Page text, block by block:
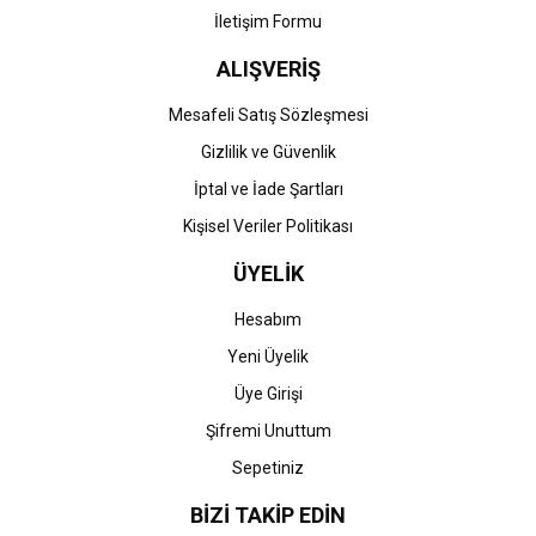
İletişim Formu
ALIŞVERİŞ
Mesafeli Satış Sözleşmesi
Gizlilik ve Güvenlik
İptal ve İade Şartları
Kişisel Veriler Politikası
ÜYELİK
Hesabım
Yeni Üyelik
Üye Girişi
Şifremi Unuttum
Sepetiniz
BİZİ TAKİP EDİN